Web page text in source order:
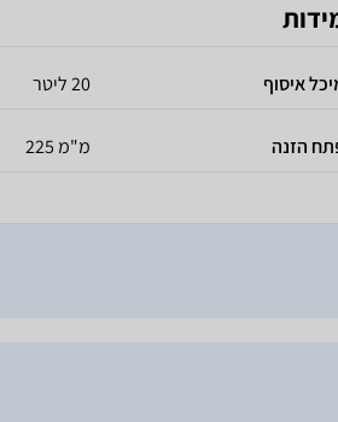
איסוף 20 ליטר
הזנה 225 מ"מ